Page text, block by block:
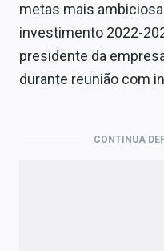
Empresas
Brasil
metas mais
investimento 2022-
presidente da
durante reunião com
CONTINUA